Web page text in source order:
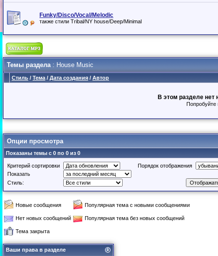
Funky/Disco/Vocal/Melodic
также стили Tribal/NY house/Deep/Minimal
Темы раздела : House Music
Стиль / Тема / Дата создания / Автор
В этом разделе нет
Попробуйте
Опции просмотра
Показаны темы с 0 по 0 из 0
Критерий сортировки
Порядок отображения
Показать
Стиль:
Новые сообщения Популярная тема с новыми сообщениями
Нет новых сообщений Популярная тема без новых сообщений
Тема закрыта
Ваши права в разделе